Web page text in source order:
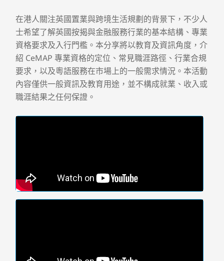
在港人關注英國置業與跨境生活規劃的背景下，不少人
士希望了解英國按揭與金融服務行業的基本結構、專業
資格要求及入行門檻。本分享將以教育及資訊角度，介
紹 CeMAP 專業資格的定位、常見職涯路徑、行業合規
要求，以及粵語服務在市場上的一般需求情況。本活動
內容僅供一般資訊及教育用途，並不構成就業、收入或
職涯結果之任何保證。